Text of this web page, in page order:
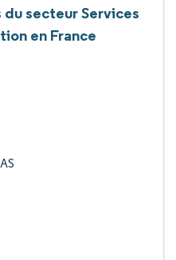
secteur Services
en France